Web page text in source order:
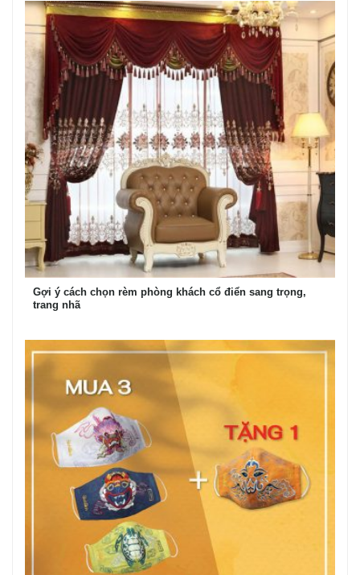
Gợi ý cách chọn rèm phòng khách cổ điển sang trọng,
trang nhã